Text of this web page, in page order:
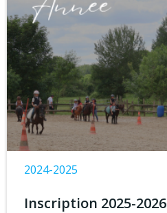
2024-2025
Inscription 2025-2026